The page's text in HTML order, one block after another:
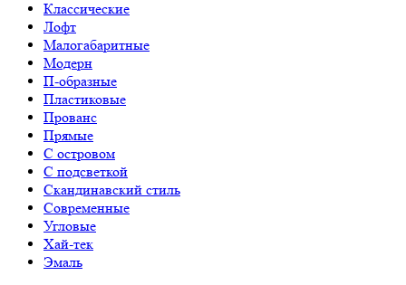
Классические
Лофт
Малогабаритные
Модерн
П-образные
Пластиковые
Прованс
Прямые
С островом
С подсветкой
Скандинавский стиль
Современные
Угловые
Хай-тек
Эмаль